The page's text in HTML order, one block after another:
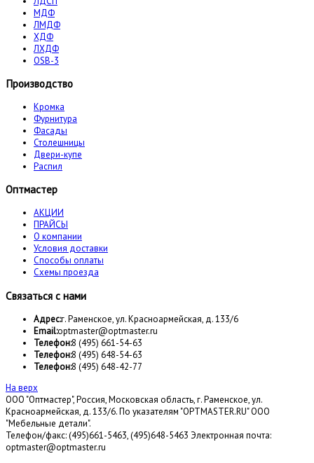
МДФ
ЛМДФ
ХДФ
ЛХДФ
OSB-3
Производство
Кромка
Фурнитура
Фасады
Столешницы
Двери-купе
Распил
Оптмастер
АКЦИИ
ПРАЙСЫ
О компании
Условия доставки
Способы оплаты
Схемы проезда
Связаться с нами
Адрес:г. Раменское, ул. Красноармейская, д. 133/6
Email:optmaster@optmaster.ru
Телефон:8 (495) 661-54-63
Телефон:8 (495) 648-54-63
Телефон:8 (495) 648-42-77
На верх
ООО "Оптмастер", Россия, Московская область, г. Раменское, ул.
Красноармейская, д. 133/6. По указателям "OPTMASTER.RU" ООО
"Мебельные детали".
Телефон/факс: (495)661-5463, (495)648-5463 Электронная почта:
optmaster@optmaster.ru